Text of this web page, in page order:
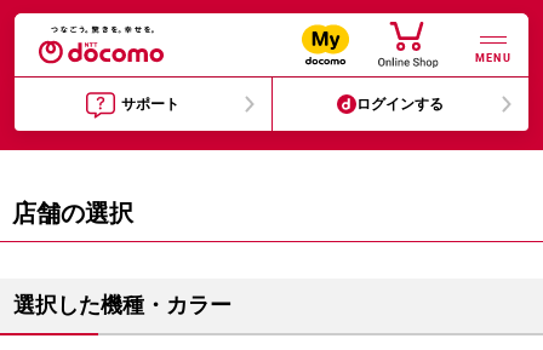
MENU
サポート ログインする
店舗の選択
選択した機種・カラー